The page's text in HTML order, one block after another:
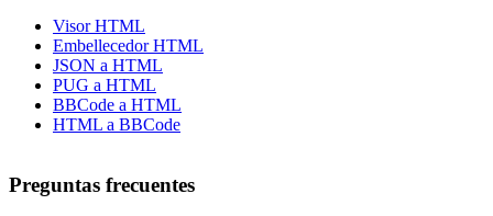
Visor HTML
Embellecedor HTML
JSON a HTML
PUG a HTML
BBCode a HTML
HTML a BBCode
Preguntas frecuentes